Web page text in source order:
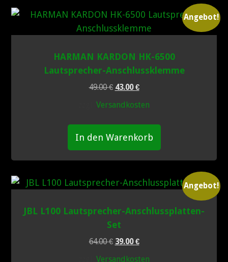
Angebot!
HARMAN KARDON HK-6500
Lautsprecher-Anschlussklemme
49.00€ Ursprünglicher
war:
43.00€Aktueller
ist:
Versandkosten
In den Warenkorb
Angebot!
JBL L100 Lautsprecher-Anschlussplatten-
Set
64.00€ Ursprünglicher
39.00€Aktueller
Versandkosten